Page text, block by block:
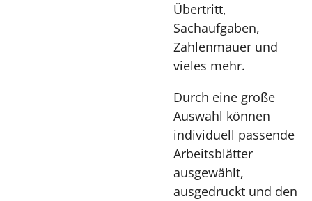
Übertritt,
Sachaufgaben,
Zahlenmauer und
vieles mehr.
Durch eine große
Auswahl können
individuell passende
Arbeitsblätter
ausgewählt,
ausgedruckt und den